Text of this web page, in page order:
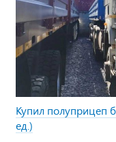
Купил полуприцеп
ед.)